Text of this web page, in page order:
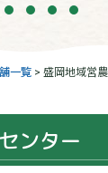
一覧 >盛岡地域営
ンター